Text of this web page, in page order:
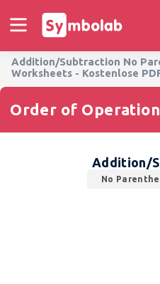
Addition/Subtraction No
Worksheets - Kostenlose
Order of
Addition/
No